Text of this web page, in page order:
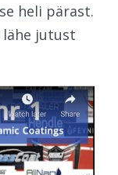
heli pärast.
jutust